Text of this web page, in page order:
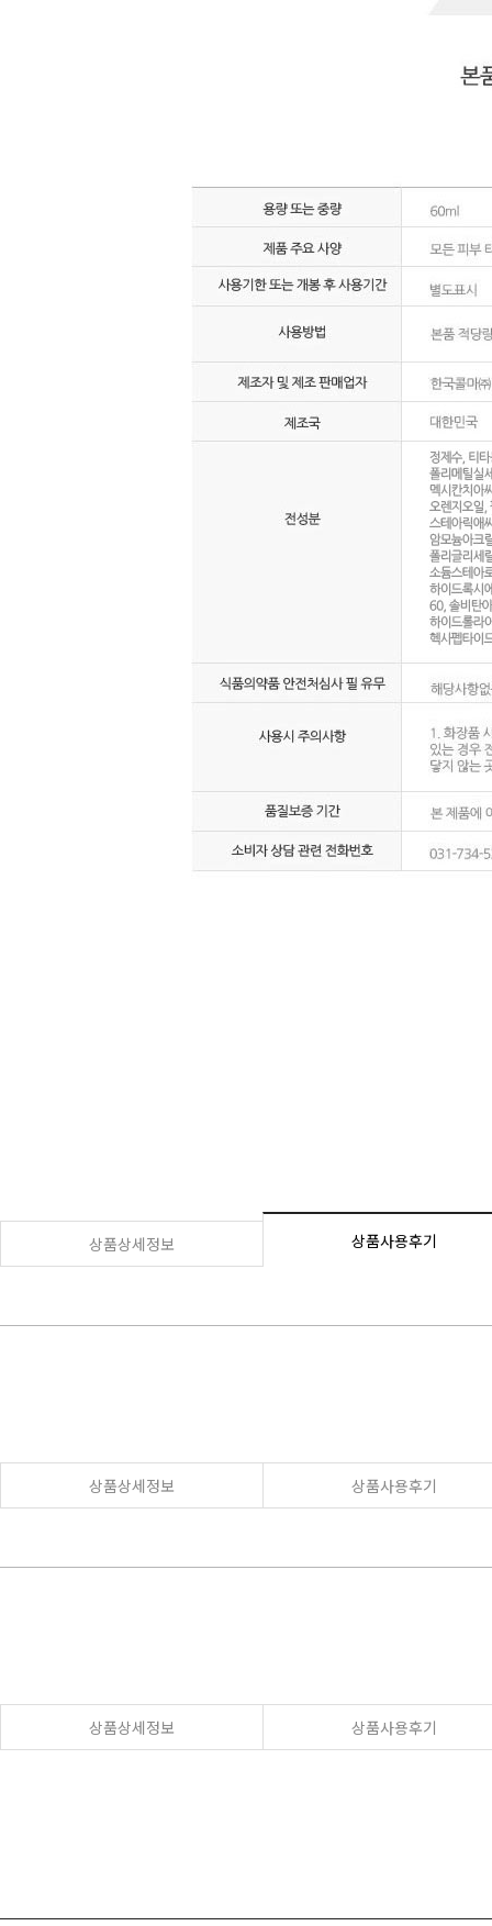
상품상세정보 상품사용후기
상품상세정보 상품사용후기
상품상세정보 상품사용후기